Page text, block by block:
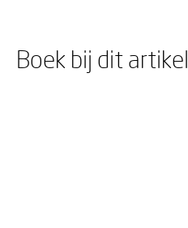
Boek bij dit artikel